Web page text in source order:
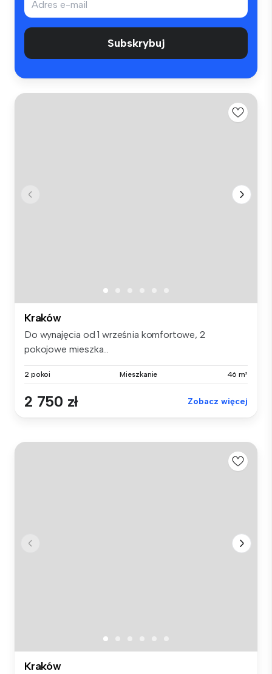
Subskrybuj
Kraków
Do wynajęcia od 1 września komfortowe, 2
pokojowe mieszka...
2 pokoi Mieszkanie 46 m²
2 750 zł Zobacz więcej
Kraków